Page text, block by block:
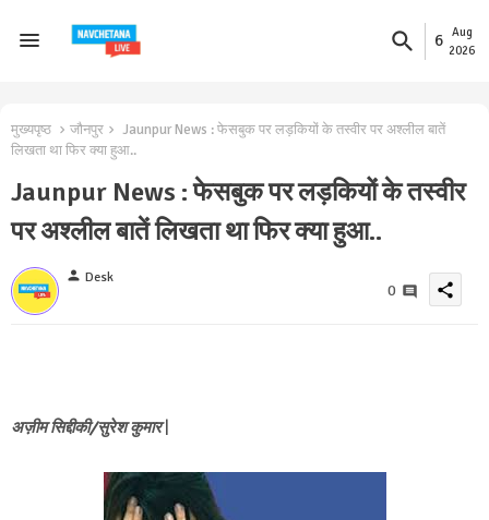
6
Aug
2026
मुख्यपृष्ठ जौनपुर
Jaunpur News : फेसबुक पर लड़कियों के तस्वीर पर अश्लील बातें
लिखता था फिर क्या हुआ..
Jaunpur News : फेसबुक पर लड़कियों के तस्वीर
पर अश्लील बातें लिखता था फिर क्या हुआ..
person Desk
0 share
अज़ीम सिद्दीकी/सुरेश कुमार|